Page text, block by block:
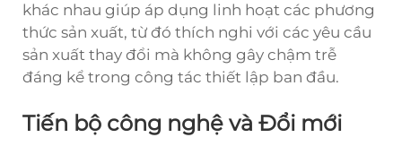
khác nhau giúp áp dụng linh hoạt các phương
thức sản xuất, từ đó thích nghi với các yêu cầu
sản xuất thay đổi mà không gây chậm trễ
đáng kể trong công tác thiết lập ban đầu.
Tiến bộ công nghệ và Đổi mới